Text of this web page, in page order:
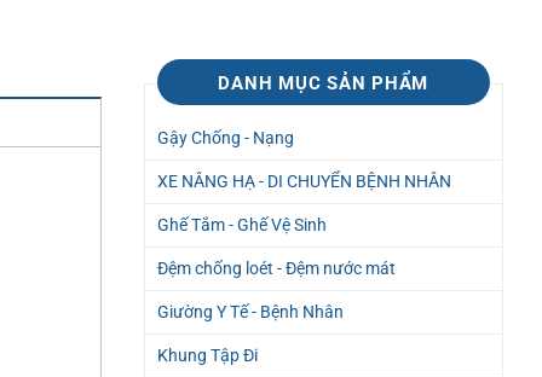
DANH MỤC SẢN PHẨM
Gậy Chống - Nạng
XE NÂNG HẠ - DI CHUYỂN BỆNH NHÂN
Ghế Tắm - Ghế Vệ Sinh
Đệm chống loét - Đệm nước mát
Giường Y Tế - Bệnh Nhân
Khung Tập Đi